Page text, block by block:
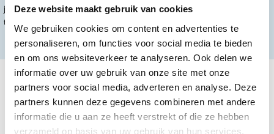
Deze website maakt gebruik van cookies
We gebruiken cookies om content en advertenties te
personaliseren, om functies voor social media te bieden
en om ons websiteverkeer te analyseren. Ook delen we
informatie over uw gebruik van onze site met onze
partners voor social media, adverteren en analyse. Deze
partners kunnen deze gegevens combineren met andere
informatie die u aan ze heeft verstrekt of die ze hebben
verzameld op basis van uw gebruik van hun services.
je deze vaardigheden verbeteren en je lichaam helpen om weer in balans
te komen.
5. Verbetert de algehele
gezondheid
Tot slot kan fietsen na een blessure je algehele gezondheid verbeteren.
Regelmatige lichaamsbeweging kan helpen om het risico op chronische